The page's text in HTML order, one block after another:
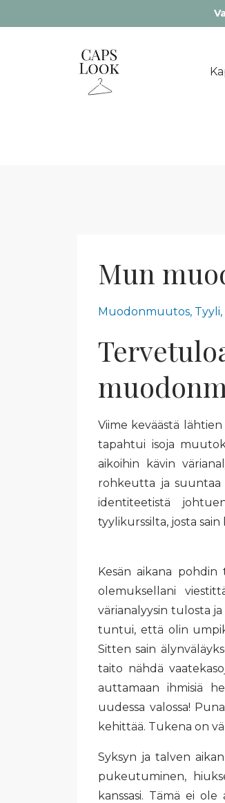
Mun
Muodonmuutos Tyyli
Viime keväästä
tapahtui isoja
aikoihin kävin
rohkeutta ja suuntaa
identiteetistä
tyylikurssilta, josta
Kesän aikana pohdin
olemuksellani
värianalyysin tulosta
tuntui, että olin
Sitten sain
taito nähdä
auttamaan ihmisiä
uudessa valossa!
kehittää. Tukena on
Syksyn ja talven
pukeutuminen,
kanssasi. Tämä ei